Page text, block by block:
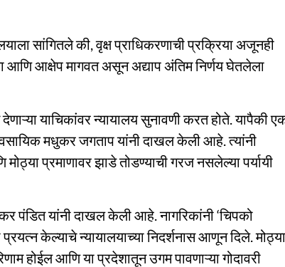
सांगितले की, वृक्ष प्राधिकरणाची प्रक्रिया अजूनही
आक्षेप मागवत असून अद्याप अंतिम निर्णय घेतलेला
याचिकांवर न्यायालय सुनावणी करत होते. यापैकी
मधुकर जगताप यांनी दाखल केली आहे. त्यांनी
मोठ्या प्रमाणावर झाडे तोडण्याची गरज नसलेल्या पर्यायी
पंडित यांनी दाखल केली आहे. नागरिकांनी ‘चिपको
केल्याचे न्यायालयाच्या निदर्शनास आणून दिले. मोठ्या
होईल आणि या प्रदेशातून उगम पावणाऱ्या गोदावरी